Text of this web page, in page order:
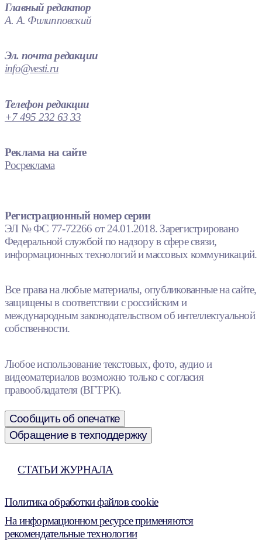
Главный редактор
А. А. Филипповский
Эл. почта редакции
info@vesti.ru
Телефон редакции
+7 495 232 63 33
Реклама на сайте
Росреклама
Регистрационный номер серии
ЭЛ № ФС 77-72266 от 24.01.2018. Зарегистрировано
Федеральной службой по надзору в сфере связи,
информационных технологий и массовых коммуникаций.
Все права на любые материалы, опубликованные на сайте,
защищены в соответствии с российским и
международным законодательством об интеллектуальной
собственности.
Любое использование текстовых, фото, аудио и
видеоматериалов возможно только с согласия
правообладателя (ВГТРК).
Сообщить об опечатке
Обращение в техподдержку
СТАТЬИ ЖУРНАЛА
Политика обработки файлов cookie
На информационном ресурсе применяются
рекомендательные технологии